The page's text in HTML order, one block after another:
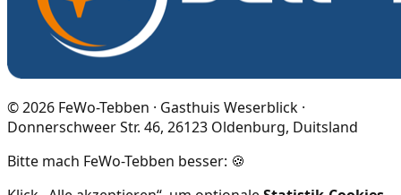
©2026 FeWo-Tebben · Gasthuis Weserblick ·
Donnerschweer Str. 46, 26123 Oldenburg, Duitsland
Bitte mach FeWo-Tebben besser: 🍪